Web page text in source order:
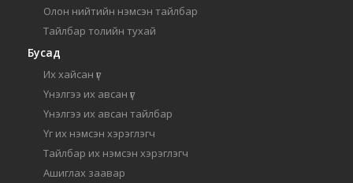
Олон нийтийн нэмсэн тайлбар
Тайлбар толийн тухай
Бусад
Их хайсан үг
Үнэлгээ их авсан үг
Үнэлгээ их авсан тайлбар
Үг их нэмсэн хэрэглэгч
Тайлбар их нэмсэн хэрэглэгч
Ашиглах заавар